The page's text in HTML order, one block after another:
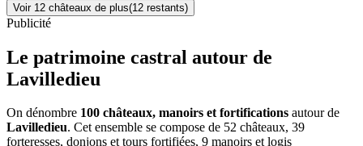
Voir 12 châteaux de plus(12 restants)
Publicité
Le patrimoine castral autour de
Lavilledieu
On dénombre 100 châteaux, manoirs et fortifications autour de
Lavilledieu. Cet ensemble se compose de 52 châteaux, 39
forteresses, donjons et tours fortifiées, 9 manoirs et logis